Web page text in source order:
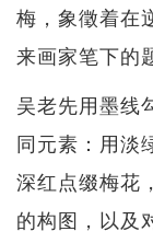
梅，象徵着在
来画家笔下的
吴老先用墨线
同元素：用淡
深红点缀梅花
的构图，以及